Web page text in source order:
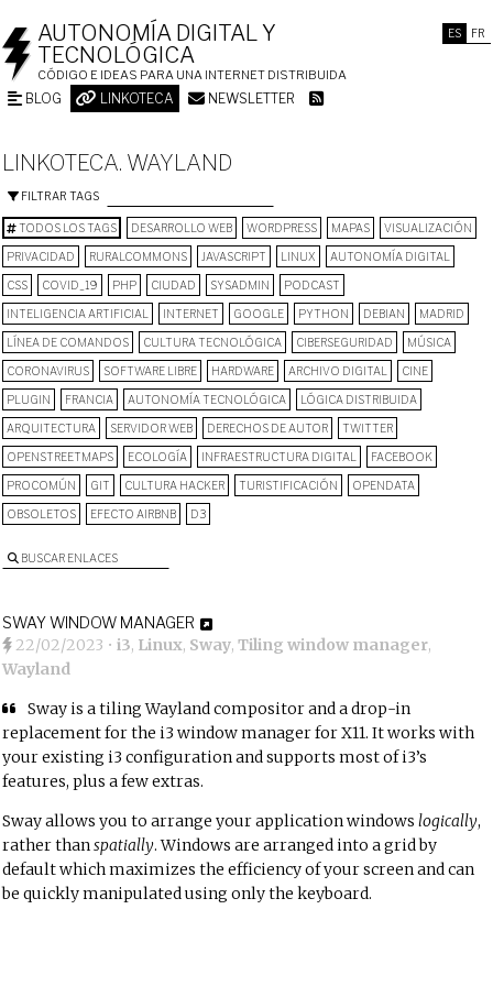
ES FR
AUTONOMÍA DIGITAL Y
TECNOLÓGICA
CÓDIGO E IDEAS PARA UNA INTERNET DISTRIBUIDA
BLOG LINKOTECA NEWSLETTER
LINKOTECA. WAYLAND
FILTRAR TAGS
TODOS LOS TAGS DESARROLLO WEB WORDPRESS MAPAS VISUALIZACIÓN
PRIVACIDAD RURALCOMMONS JAVASCRIPT LINUX AUTONOMÍA DIGITAL
CSS COVID_19 PHP CIUDAD SYSADMIN PODCAST
INTELIGENCIA ARTIFICIAL INTERNET GOOGLE PYTHON DEBIAN MADRID
LÍNEA DE COMANDOS CULTURA TECNOLÓGICA CIBERSEGURIDAD MÚSICA
CORONAVIRUS SOFTWARE LIBRE HARDWARE ARCHIVO DIGITAL CINE
PLUGIN FRANCIA AUTONOMÍA TECNOLÓGICA LÓGICA DISTRIBUIDA
ARQUITECTURA SERVIDOR WEB DERECHOS DE AUTOR TWITTER
OPENSTREETMAPS ECOLOGÍA INFRAESTRUCTURA DIGITAL FACEBOOK
PROCOMÚN GIT CULTURA HACKER TURISTIFICACIÓN OPENDATA
OBSOLETOS EFECTO AIRBNB D3
BUSCAR ENLACES
SWAY WINDOW MANAGER
22/02/2023 •i3, Linux, Sway,Tiling window manager,
Wayland
Sway is a tiling Wayland compositor and a drop-in
replacement for thei3 window managerfor X11. It works with
your existing i3 configuration and supports most of i3’s
features, plus a few extras.
Sway allows you to arrange your application windowslogically,
rather thanspatially. Windows are arranged into a grid by
default which maximizes the efficiency of your screen and can
be quickly manipulated using only the keyboard.